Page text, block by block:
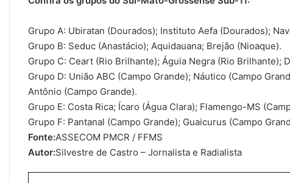
Grupo A: Ubiratan (Dourados); Instituto Aefa (Dourados);
Grupo B: Seduc (Anastácio); Aquidauana; Brejão (Nioaque).
Grupo C: Ceart (Rio Brilhante); Águia Negra (Rio Brilhante);
Grupo D: União ABC (Campo Grande); Náutico (Campo
Antônio (Campo Grande).
Grupo E: Costa Rica; Ícaro (Água Clara); Flamengo-MS
Grupo F: Pantanal (Campo Grande); Guaicurus (Campo
Fonte:ASSECOM PMCR / FFMS
Autor:Silvestre de Castro – Jornalista e Radialista